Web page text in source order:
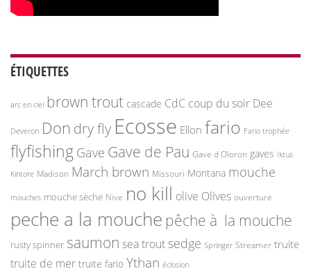
ÉTIQUETTES
arc en ciel brown trout cascade CdC coup du soir Dee
Deveron Don dry fly Ecosse Ellon fario Fario trophée
flyfishing Gave Gave de Pau Gave d Oloron gaves Iktus
Kintore Madison March brown Missouri Montana mouche
mouches mouche sèche Nive no kill olive Olives ouverture
peche a la mouche pêche à la mouche
rusty spinner saumon sea trout sedge Springer Streamer truite
truite de mer truite fario Ythan éclosion